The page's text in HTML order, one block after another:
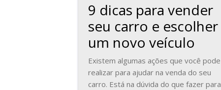
9 dicas para vender
seu carro e escolher
um novo veículo
Existem algumas ações que você pode
realizar para ajudar na venda do seu
carro. Está na dúvida do que fazer para